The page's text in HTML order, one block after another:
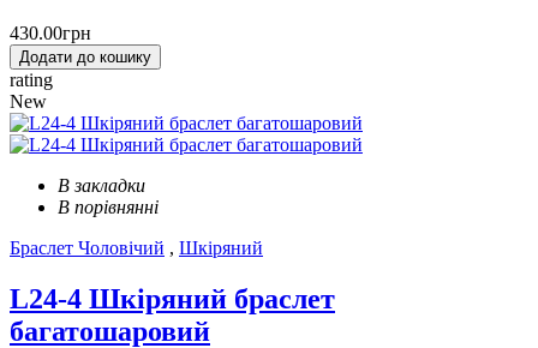
430.00грн
Додати до кошику
rating
New
В закладки
В порівнянні
Браслет Чоловічий , Шкіряний
L24-4 Шкіряний браслет
багатошаровий